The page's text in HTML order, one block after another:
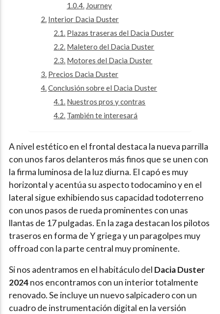
Journey
Interior Dacia Duster
Plazas traseras del Dacia Duster
Maletero del Dacia Duster
Motores del Dacia Duster
Precios Dacia Duster
Conclusión sobre el Dacia Duster
Nuestros pros y contras
También te interesará
A nivel estético en el frontal destaca la nueva parrilla
con unos faros delanteros más finos que se unen con
la firma luminosa de la luz diurna. El capó es muy
horizontal y acentúa su aspecto todocamino y en el
lateral sigue exhibiendo sus capacidad todoterreno
con unos pasos de rueda prominentes con unas
llantas de 17 pulgadas. En la zaga destacan los pilotos
traseros en forma de Y griega y un paragolpes muy
offroad con la parte central muy prominente.
Si nos adentramos en el habitáculo del Dacia Duster
2024nos encontramos con un interior totalmente
renovado. Se incluye un nuevo salpicadero con un
cuadro de instrumentación digital en la versión